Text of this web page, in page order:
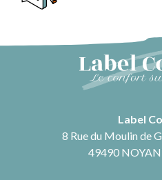
Label
8 Rue du Moulin de
49490